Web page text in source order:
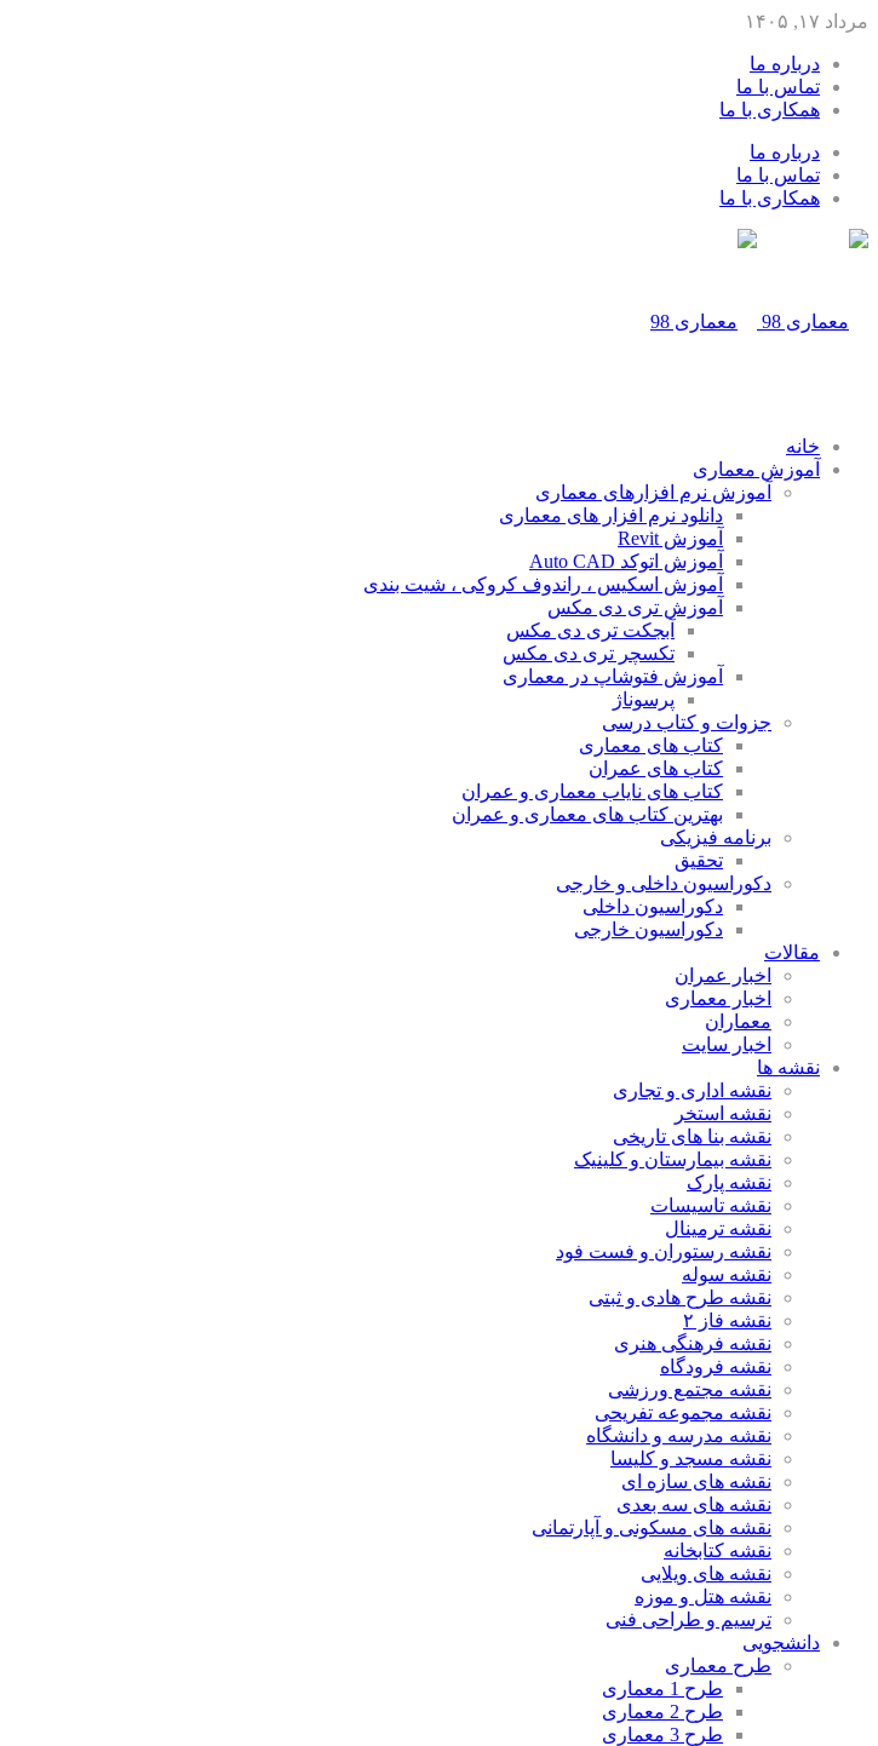
مرداد ۱۷, ۱۴۰۵
درباره ما
تماس با ما
همکاری با ما
درباره ما
تماس با ما
همکاری با ما
خانه
آموزش معماری
آموزش نرم افزارهای معماری
دانلود نرم افزار های معماری
آموزش Revit
آموزش اتوکد Auto CAD
آموزش اسکیس ، راندوف کروکی ، شیت بندی
آموزش تری دی مکس
آبجکت تری دی مکس
تکسچر تری دی مکس
آموزش فتوشاپ در معماری
پرسوناژ
جزوات و کتاب درسی
کتاب های معماری
کتاب های عمران
کتاب های نایاب معماری و عمران
بهترین کتاب های معماری و عمران
برنامه فیزیکی
تحقیق
دکوراسیون داخلی و خارجی
دکوراسیون داخلی
دکوراسیون خارجی
مقالات
اخبار عمران
اخبار معماری
معماران
اخبار سایت
نقشه ها
نقشه اداری و تجاری
نقشه استخر
نقشه بنا های تاریخی
نقشه بیمارستان و کلینیک
نقشه پارک
نقشه تاسیسات
نقشه ترمینال
نقشه رستوران و فست فود
نقشه سوله
نقشه طرح هادی و ثبتی
نقشه فاز ۲
نقشه فرهنگی هنری
نقشه فرودگاه
نقشه مجتمع ورزشی
نقشه مجموعه تفریحی
نقشه مدرسه و دانشگاه
نقشه مسجد و کلیسا
نقشه های سازه ای
نقشه های سه بعدی
نقشه های مسکونی و آپارتمانی
نقشه کتابخانه
نقشه های ویلایی
نقشه هتل و موزه
ترسیم و طراحی فنی
دانشجویی
طرح معماری
طرح 1 معماری
طرح 2 معماری
طرح 3 معماری